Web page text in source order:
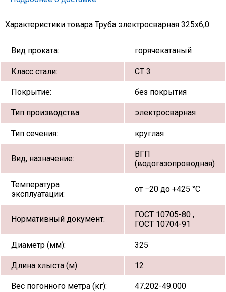
Характеристики товара Труба электросварная 325х6,0:
Вид проката: горячекатаный
Класс стали: СТ 3
Покрытие: без покрытия
Тип производства: электросварная
Тип сечения: круглая
Вид, назначение:
ВГП
(водогазопроводная)
Температура
эксплуатации:
от −20 до +425 °С
Нормативный документ:
ГОСТ 10705-80 ,
ГОСТ 10704-91
Диаметр (мм): 325
Длина хлыста (м): 12
Вес погонного метра (кг): 47.202-49.000